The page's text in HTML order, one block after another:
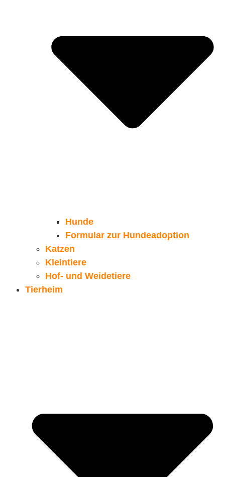
Hunde
Formular zur Hundeadoption
Katzen
Kleintiere
Hof- und Weidetiere
Tierheim